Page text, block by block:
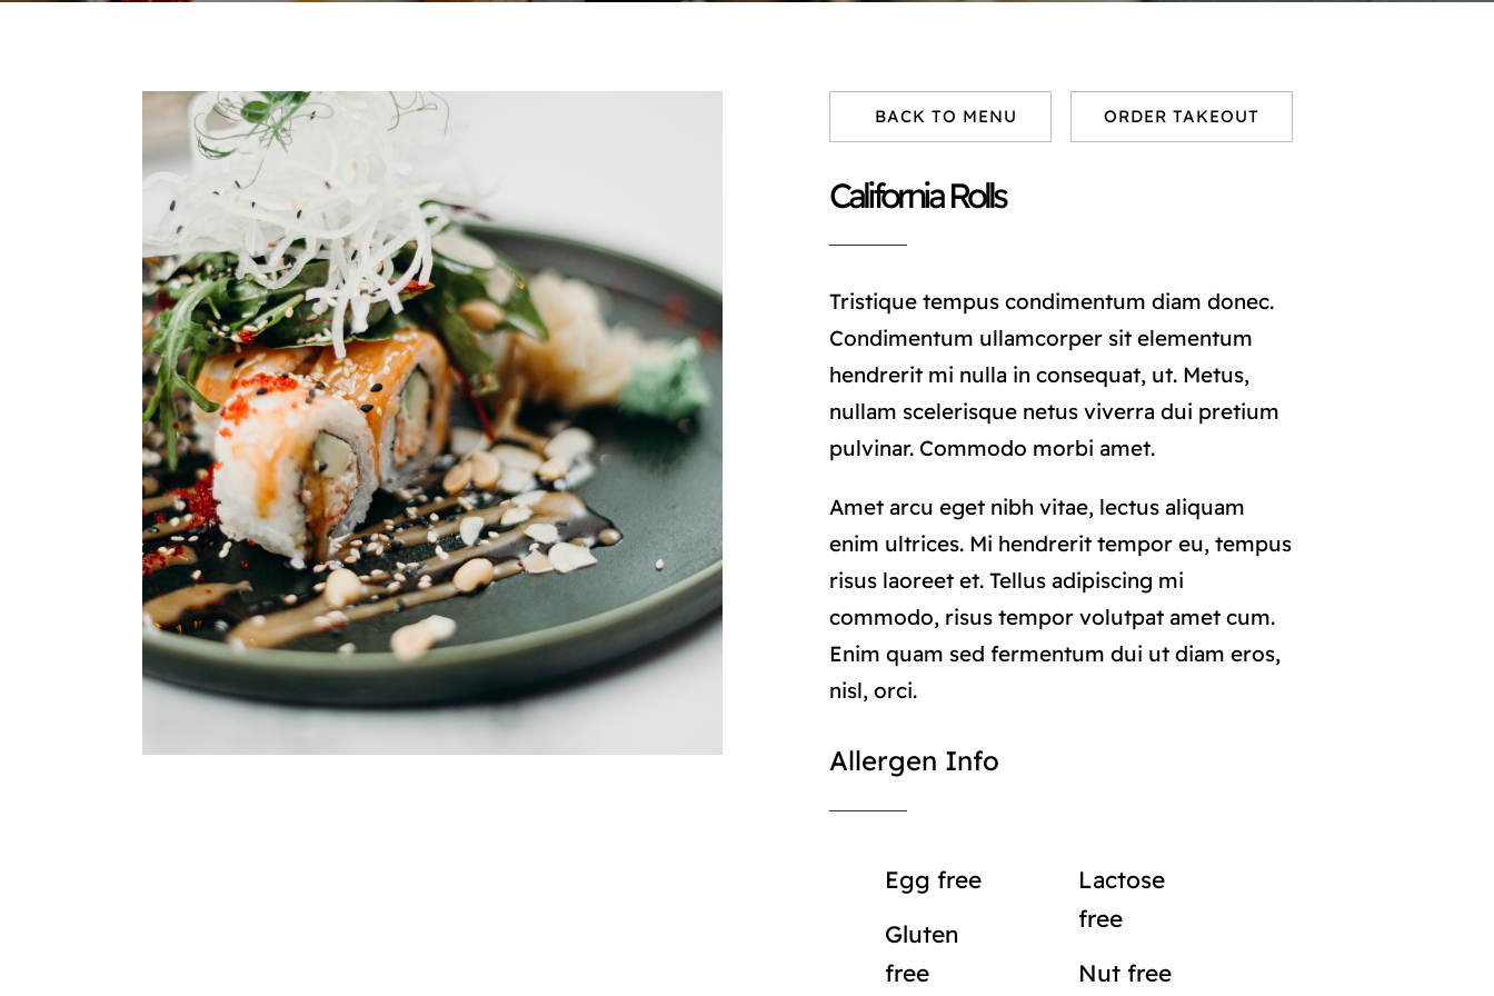
BACK TO MENU ORDER TAKEOUT
California Rolls
Tristique tempus condimentum diam donec.
Condimentum ullamcorper sit elementum
hendrerit mi nulla in consequat, ut. Metus,
nullam scelerisque netus viverra dui pretium
pulvinar. Commodo morbi amet.
Amet arcu eget nibh vitae, lectus aliquam
enim ultrices. Mi hendrerit tempor eu, tempus
risus laoreet et. Tellus adipiscing mi
commodo, risus tempor volutpat amet cum.
Enim quam sed fermentum dui ut diam eros,
nisl, orci.
Allergen Info
Egg free
Gluten
free
Lactose
free
Nut free